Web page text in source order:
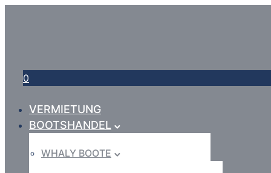
0
VERMIETUNG
BOOTSHANDEL
WHALY BOOTE